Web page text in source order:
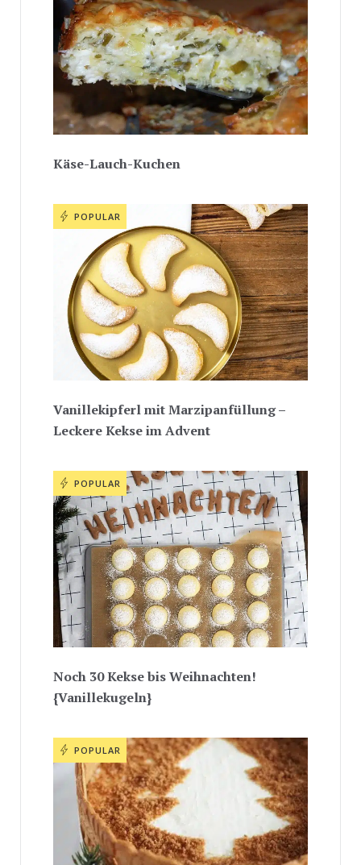
Käse-Lauch-Kuchen
POPULAR
Vanillekipferl mit Marzipanfüllung –
Leckere Kekse im Advent
POPULAR
Noch 30 Kekse bis Weihnachten!
{Vanillekugeln}
POPULAR